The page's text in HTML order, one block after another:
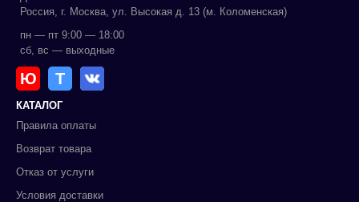
Россия, г. Москва, ул. Высокая д. 13 (м. Коломенская)
пн — пт 9:00 — 18:00
сб, вс — выходные
Ю Т
КАТАЛОГ
Правила оплаты
Возврат товара
Отказ от услуги
Условия доставки